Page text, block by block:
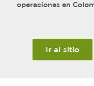
operaciones en
Ir al sitio